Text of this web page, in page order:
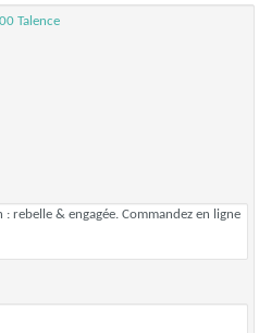
Talence
rebelle & engagée. Commandez en ligne